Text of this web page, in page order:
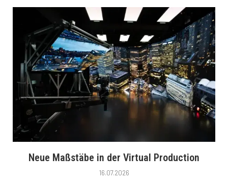
Neue Maßstäbe in der Virtual Production
16.07.2026